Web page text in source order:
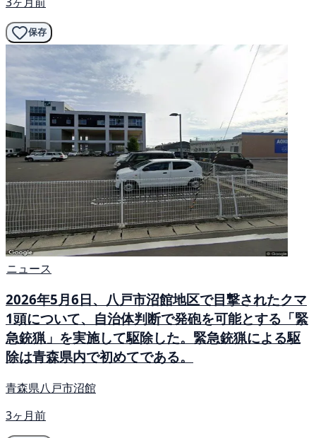
保存
ニュース
2026年5月6日、八戸市沼館地区で目撃されたクマ
1頭について、自治体判断で発砲を可能とする「緊
急銃猟」を実施して駆除した。緊急銃猟による駆
除は青森県内で初めてである。
青森県八戸市沼館
3ヶ月前